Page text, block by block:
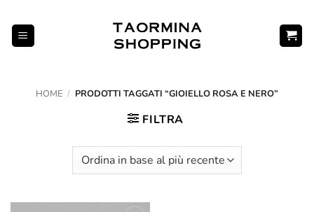
contenuti
HOME / PRODOTTI TAGGATI “GIOIELLO ROSA E NERO”
FILTRA